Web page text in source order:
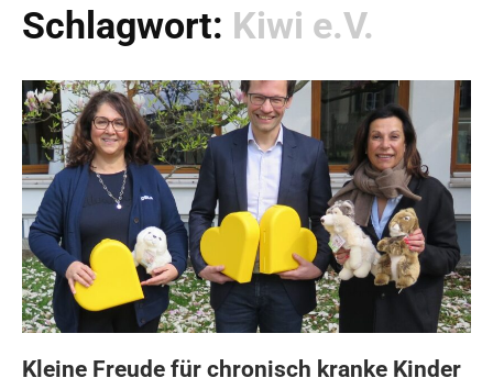
Schlagwort: Kiwi e.V.
Kleine Freude für chronisch kranke Kinder